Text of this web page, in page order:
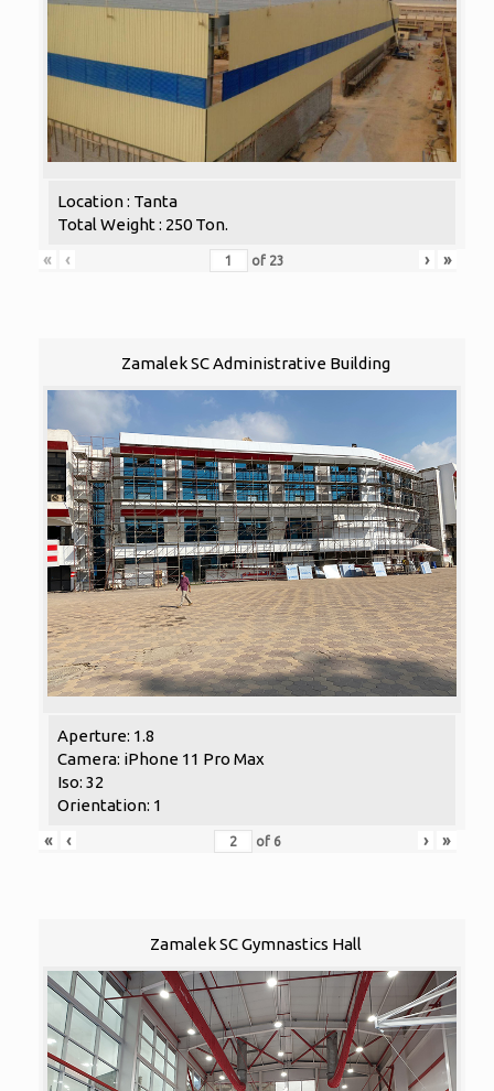
Location : Tanta
Total Weight : 250 Ton.
«
‹ of 23 › »
Zamalek SC Administrative Building
Aperture: 1.8
Camera: iPhone 11 Pro Max
Iso: 32
Orientation: 1
«
‹ of 6 › »
Zamalek SC Gymnastics Hall